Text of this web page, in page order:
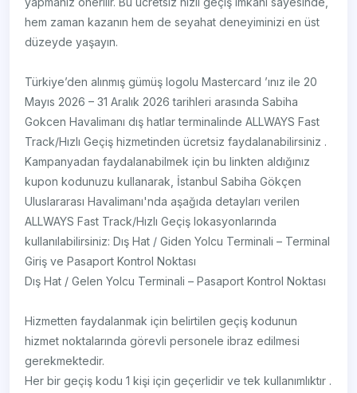
hem zaman kazanın hem de seyahat deneyiminizi en üst
düzeyde yaşayın.
Türkiye’den alınmış gümüş logolu Mastercard ’ınız ile 20
Mayıs 2026 – 31 Aralık 2026 tarihleri arasında Sabiha
Gokcen Havalimanı dış hatlar terminalinde ALLWAYS Fast
Track/Hızlı Geçiş hizmetinden ücretsiz faydalanabilirsiniz .
Kampanyadan faydalanabilmek için bu linkten aldığınız
kupon kodunuzu kullanarak, İstanbul Sabiha Gökçen
Uluslararası Havalimanı'nda aşağıda detayları verilen
ALLWAYS Fast Track/Hızlı Geçiş lokasyonlarında
kullanılabilirsiniz: Dış Hat / Giden Yolcu Terminali – Terminal
Giriş ve Pasaport Kontrol Noktası
Dış Hat / Gelen Yolcu Terminali – Pasaport Kontrol Noktası
Hizmetten faydalanmak için belirtilen geçiş kodunun
hizmet noktalarında görevli personele ibraz edilmesi
gerekmektedir.
Her bir geçiş kodu 1 kişi için geçerlidir ve tek kullanımlıktır .